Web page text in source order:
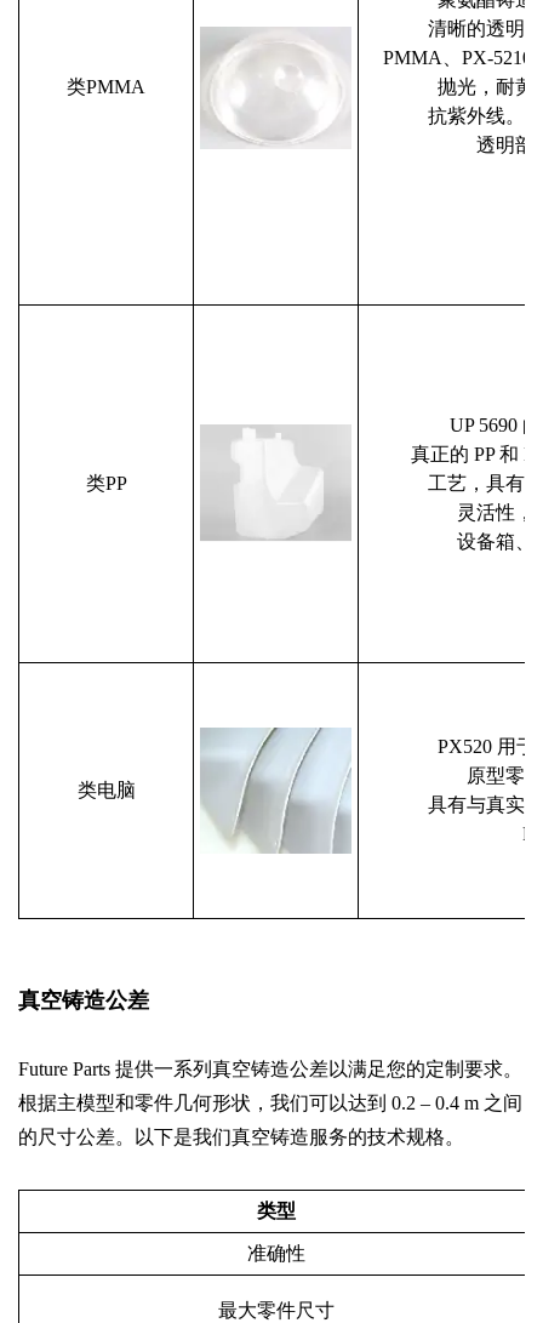
类PMMA
清晰的透明
PMMA、PX-5210
抛光，耐黄
抗紫外线。
透明部
类PP
UP 5690
真正的 PP 和
工艺，具有
灵活性，
设备箱、
类电脑
PX520 用
原型零
具有与真实
真空铸造公差
Future Parts 提供一系列真空铸造公差以满足您的定制要求。
根据主模型和零件几何形状，我们可以达到 0.2 – 0.4 m 之间
的尺寸公差。以下是我们真空铸造服务的技术规格。
类型
准确性
最大零件尺寸